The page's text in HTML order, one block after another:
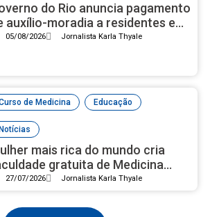
do Rio anuncia pagamento
auxílio-moradia a residentes em
05/08/2026 Jornalista Karla Thyale
de Medicina , Educação
Notícias
mais rica do mundo cria
gratuita de Medicina
campus luxuoso nos EUA
27/07/2026 Jornalista Karla Thyale